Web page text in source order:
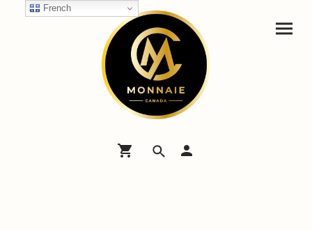
French